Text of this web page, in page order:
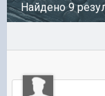
Найдено 9